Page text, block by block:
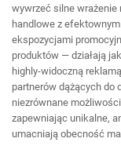
wywrzeć silne wrażenie
handlowe z
ekspozycjami
produktów — działają
highly-widoczną
partnerów dążących do
niezrównane
zapewniając unikalne,
umacniają obecność